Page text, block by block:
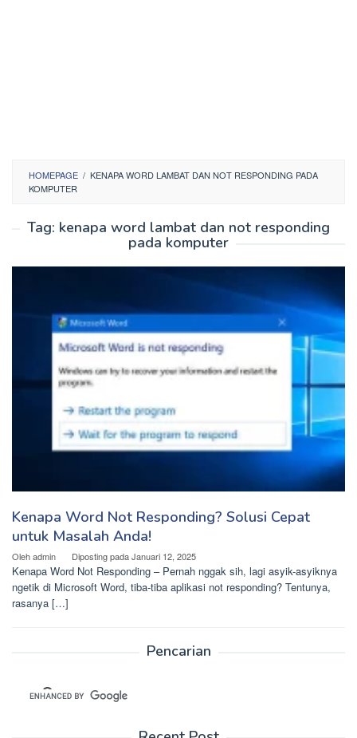
HOMEPAGE / KENAPA WORD LAMBAT DAN NOT RESPONDING PADA
KOMPUTER
Tag: kenapa word lambat dan not responding
pada komputer
Kenapa Word Not Responding? Solusi Cepat
untuk Masalah Anda!
Olehadmin Diposting padaJanuari 12, 2025
Kenapa Word Not Responding – Pernah nggak sih, lagi asyik-asyiknya
ngetik di Microsoft Word, tiba-tiba aplikasi not responding? Tentunya,
rasanya […]
Pencarian